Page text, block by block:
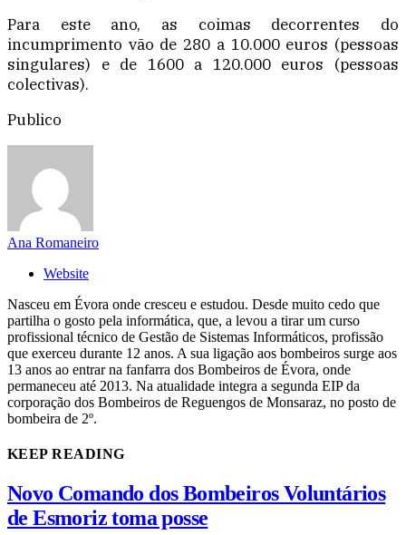
Para este ano, as coimas decorrentes do
incumprimento vão de 280 a 10.000 euros (pessoas
singulares) e de 1600 a 120.000 euros (pessoas
colectivas).
Publico
Ana Romaneiro
Website
Nasceu em Évora onde cresceu e estudou. Desde muito cedo que
partilha o gosto pela informática, que, a levou a tirar um curso
profissional técnico de Gestão de Sistemas Informáticos, profissão
que exerceu durante 12 anos. A sua ligação aos bombeiros surge aos
13 anos ao entrar na fanfarra dos Bombeiros de Évora, onde
permaneceu até 2013. Na atualidade integra a segunda EIP da
corporação dos Bombeiros de Reguengos de Monsaraz, no posto de
bombeira de 2º.
KEEP READING
Novo Comando dos Bombeiros Voluntários
de Esmoriz toma posse